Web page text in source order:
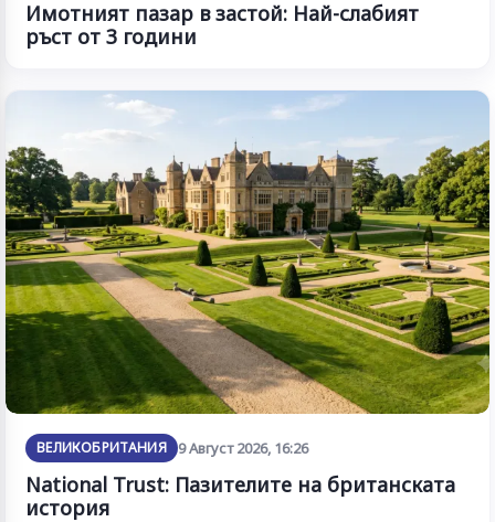
Имотният пазар в застой: Най-слабият
ръст от 3 години
ВЕЛИКОБРИТАНИЯ 9 Август 2026, 16:26
National Trust: Пазителите на британската
история